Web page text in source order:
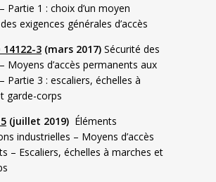
Partie 1 : choix d’un moyen
exigences générales d’accès
14122-3 (mars 2017) Sécurité des
Moyens d’accès permanents aux
Partie 3 : escaliers, échelles à
garde-corps
(juillet 2019) Éléments
industrielles – Moyens d’accès
– Escaliers, échelles à marches et